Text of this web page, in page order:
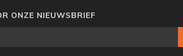
ONZE NIEUWSBRIEF